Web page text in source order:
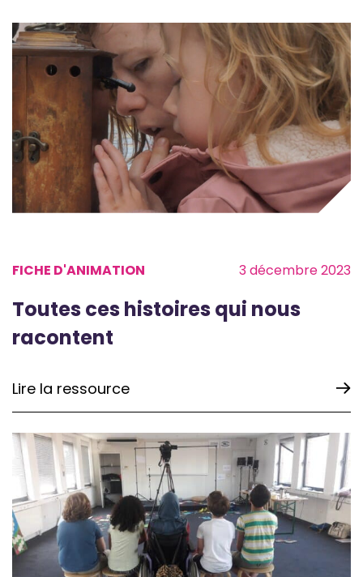
FICHE D'ANIMATION 3 décembre 2023
Toutes ces histoires qui nous
racontent
Lire la ressource